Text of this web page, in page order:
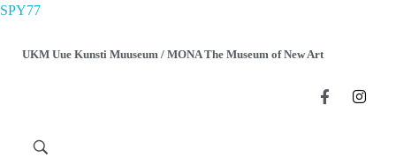
SPY77
UKM Uue Kunsti Muuseum / MONA The Museum of New Art